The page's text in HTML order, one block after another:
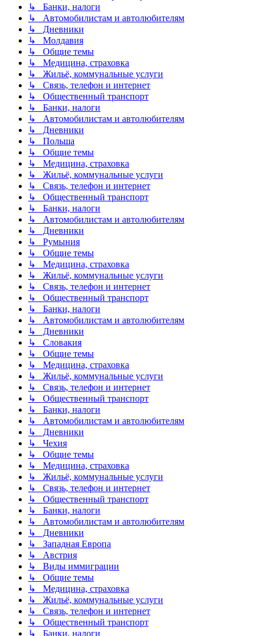
↳ Банки, налоги
↳ Автомобилистам и автолюбителям
↳ Дневники
↳ Молдавия
↳ Общие темы
↳ Медицина, страховка
↳ Жильё, коммунальные услуги
↳ Связь, телефон и интернет
↳ Общественный транспорт
↳ Банки, налоги
↳ Автомобилистам и автолюбителям
↳ Дневники
↳ Польша
↳ Общие темы
↳ Медицина, страховка
↳ Жильё, коммунальные услуги
↳ Связь, телефон и интернет
↳ Общественный транспорт
↳ Банки, налоги
↳ Автомобилистам и автолюбителям
↳ Дневники
↳ Румыния
↳ Общие темы
↳ Медицина, страховка
↳ Жильё, коммунальные услуги
↳ Связь, телефон и интернет
↳ Общественный транспорт
↳ Банки, налоги
↳ Автомобилистам и автолюбителям
↳ Дневники
↳ Словакия
↳ Общие темы
↳ Медицина, страховка
↳ Жильё, коммунальные услуги
↳ Связь, телефон и интернет
↳ Общественный транспорт
↳ Банки, налоги
↳ Автомобилистам и автолюбителям
↳ Дневники
↳ Чехия
↳ Общие темы
↳ Медицина, страховка
↳ Жильё, коммунальные услуги
↳ Связь, телефон и интернет
↳ Общественный транспорт
↳ Банки, налоги
↳ Автомобилистам и автолюбителям
↳ Дневники
↳ Западная Европа
↳ Австрия
↳ Виды иммиграции
↳ Общие темы
↳ Медицина, страховка
↳ Жильё, коммунальные услуги
↳ Связь, телефон и интернет
↳ Общественный транспорт
↳ Банки, налоги